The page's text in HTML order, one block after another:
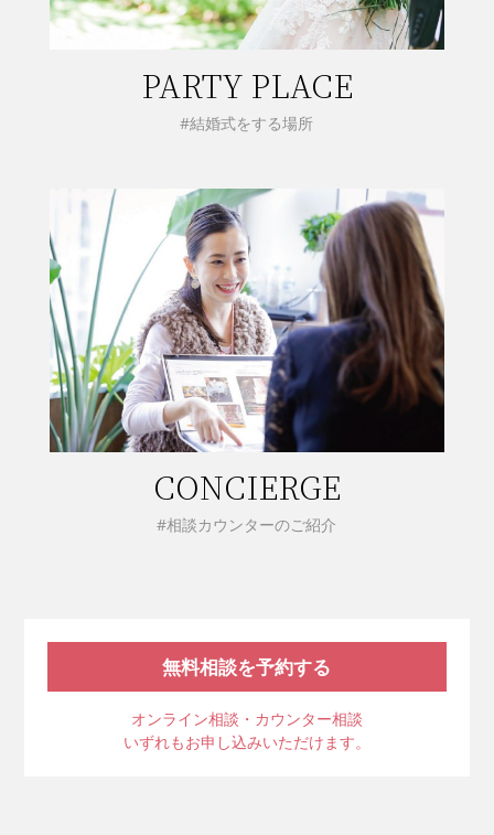
PARTY PLACE
#結婚式をする場所
CONCIERGE
#相談カウンターのご紹介
無料相談を予約する
オンライン相談・カウンター相談
いずれもお申し込みいただけます。